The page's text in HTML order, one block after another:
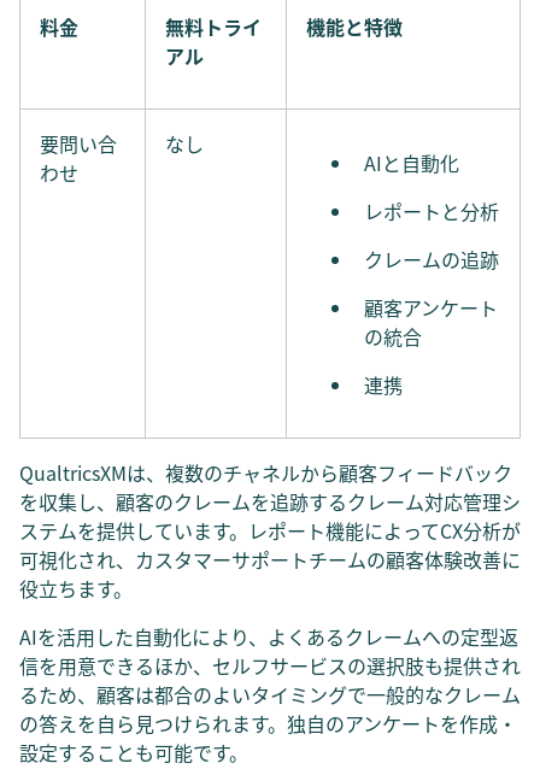
料金
無料トライ
アル
機能と特徴
要問い合
わせ
なし
AIと自動化
レポートと分析
クレームの追跡
顧客アンケート
の統合
連携
QualtricsXMは、複数のチャネルから顧客フィードバック
を収集し、顧客のクレームを追跡するクレーム対応管理シ
ステムを提供しています。レポート機能によってCX分析が
可視化され、カスタマーサポートチームの顧客体験改善に
役立ちます。
AIを活用した自動化により、よくあるクレームへの定型返
信を用意できるほか、セルフサービスの選択肢も提供され
るため、顧客は都合のよいタイミングで一般的なクレーム
の答えを自ら見つけられます。独自のアンケートを作成・
設定することも可能です。